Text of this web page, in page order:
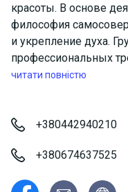
красоты. В основе
философия
и укрепление духа.
профессиональных
от опытных
ждут программы по
читати повністю
+380442940210
+380674637525